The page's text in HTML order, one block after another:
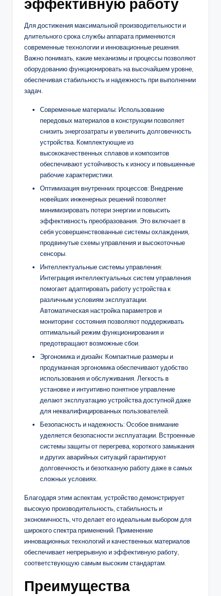
Для достижения максимальной производительности и
длительного срока службы аппарата применяются
современные технологии и инновационные решения.
Важно понимать, какие механизмы и процессы позволяют
оборудованию функционировать на высочайшем уровне,
обеспечивая стабильность и надежность при выполнении
задач.
Современные материалы: Использование
передовых материалов в конструкции позволяет
снизить энергозатраты и увеличить долговечность
устройства. Комплектующие из
высококачественных сплавов и композитов
обеспечивают устойчивость к износу и повышенные
рабочие характеристики.
Оптимизация внутренних процессов: Внедрение
новейших инженерных решений позволяет
минимизировать потери энергии и повысить
эффективность преобразования. Это включает в
себя усовершенствованные системы охлаждения,
продвинутые схемы управления и высокоточные
сенсоры.
Интеллектуальные системы управления:
Интеграция интеллектуальных систем управления
помогает адаптировать работу устройства к
различным условиям эксплуатации.
Автоматическая настройка параметров и
мониторинг состояния позволяют поддерживать
оптимальный режим функционирования и
предотвращают возможные сбои.
Эргономика и дизайн: Компактные размеры и
продуманная эргономика обеспечивают удобство
использования и обслуживания. Легкость в
установке и интуитивно понятное управление
делают эксплуатацию устройства доступной даже
для неквалифицированных пользователей.
Безопасность и надежность: Особое внимание
уделяется безопасности эксплуатации. Встроенные
системы защиты от перегрева, короткого замыкания
и других аварийных ситуаций гарантируют
долговечность и безотказную работу даже в самых
сложных условиях.
Благодаря этим аспектам, устройство демонстрирует
высокую производительность, стабильность и
экономичность, что делает его идеальным выбором для
широкого спектра применений. Применение
инновационных технологий и качественных материалов
обеспечивает непрерывную и эффективную работу,
соответствующую самым высоким стандартам.
Преимущества